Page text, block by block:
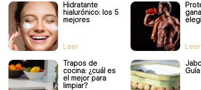
Hidratante
hialurónico: los 5
mejores
Leer Leer
Trapos de
cocina: ¿cuál es
el mejor para
limpiar?